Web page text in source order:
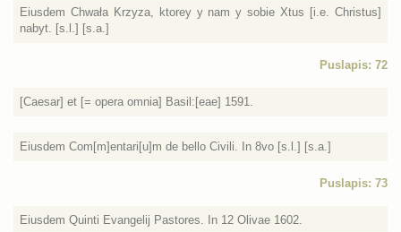
Eiusdem Chwała Krzyza, ktorey y nam y sobie Xtus [i.e. Christus]
nabyt. [s.l.] [s.a.]
Puslapis: 72
[Caesar] et [= opera omnia] Basil:[eae] 1591.
Eiusdem Com[m]entari[u]m de bello Civili. In 8vo [s.l.] [s.a.]
Puslapis: 73
Eiusdem Quinti Evangelij Pastores. In 12 Olivae 1602.